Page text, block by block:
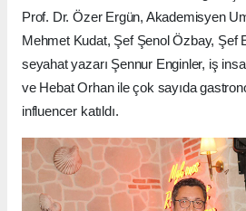
Prof. Dr. Özer Ergün, Akademisyen
Mehmet Kudat, Şef Şenol Özbay, Şef
seyahat yazarı Şennur Enginler, iş
ve Hebat Orhan ile çok sayıda
influencer katıldı.